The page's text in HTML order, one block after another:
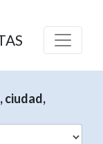
ciudad,